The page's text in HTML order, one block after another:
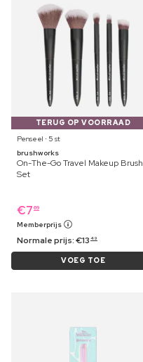
TERUG OP VOORRAAD
Penseel ⋅ 5 st
brushworks
On-The-Go Travel Makeup Brush
Set
€7 69
Memberprijs
Normale prijs:€13 49
VOEG TOE